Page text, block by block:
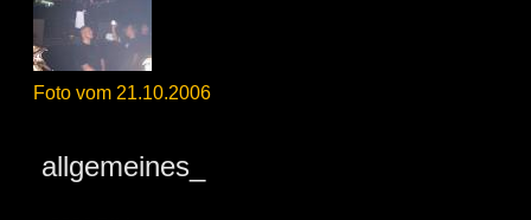
Foto vom 21.10.2006
allgemeines_